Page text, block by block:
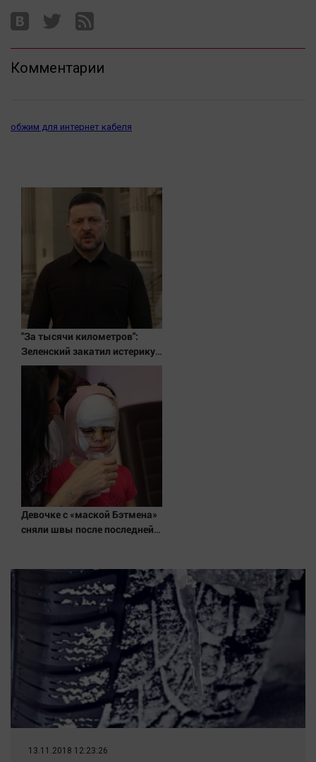
Комментарии
обжим для интернет кабеля
"За тысячи километров":
Зеленский закатил истерику
Западу после ночного удара
Девочке с «маской Бэтмена»
сняли швы после последней
13.11.2018 12:23:26